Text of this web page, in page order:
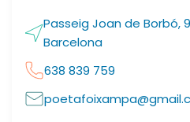
Passeig Joan de Borbó,
Barcelona
638 839 759